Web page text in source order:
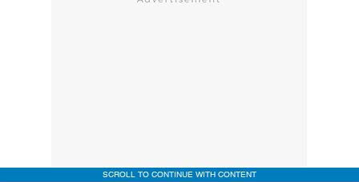
SCROLL TO CONTINUE WITH CONTENT